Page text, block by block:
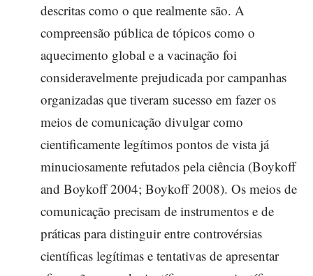
descritas como o que realmente são. A
compreensão pública de tópicos como o
aquecimento global e a vacinação foi
consideravelmente prejudicada por campanhas
organizadas que tiveram sucesso em fazer os
meios de comunicação divulgar como
cientificamente legítimos pontos de vista já
minuciosamente refutados pela ciência (Boykoff
and Boykoff 2004; Boykoff 2008). Os meios de
comunicação precisam de instrumentos e de
práticas para distinguir entre controvérsias
científicas legítimas e tentativas de apresentar